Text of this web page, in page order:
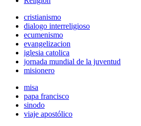
cristianismo
dialogo interreligioso
ecumenismo
evangelizacion
iglesia catolica
jornada mundial de la juventud
misionero
misa
papa francisco
sinodo
viaje apostólico